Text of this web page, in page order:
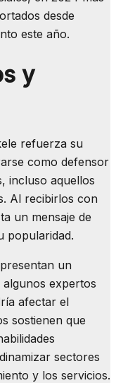
desde
este año.
y
refuerza su
como defensor
incluso aquellos
Al recibirlos con
un mensaje de
popularidad.
un
expertos
afectar el
sostienen que
sectores
y los servicios.